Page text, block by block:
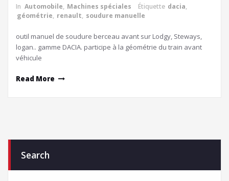
In Automobile, Machines spéciales Étiquette dacia,
géométrie, renault, soudure manuelle
outil manuel de soudure berceau avant sur Lodgy, Steways,
logan.. gamme DACIA. participe à la géométrie du train avant
véhicule
Read More
Search